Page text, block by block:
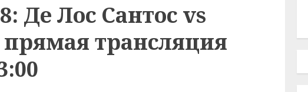
Де Лос Сантос vs
прямая трансляция